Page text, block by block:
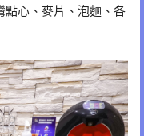
點心、麥片、泡麵、各